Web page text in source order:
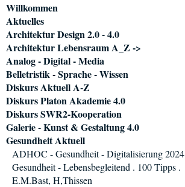
Navigation
überspringen
Willkommen
Aktuelles
Architektur Design 2.0 - 4.0
Architektur Lebensraum A_Z ->
Analog - Digital - Media
Belletristik - Sprache - Wissen
Diskurs Aktuell A-Z
Diskurs Platon Akademie 4.0
Diskurs SWR2-Kooperation
Galerie - Kunst & Gestaltung 4.0
Gesundheit Aktuell
ADHOC - Gesundheit - Digitalisierung 2024
Gesundheit - Lebensbegleitend . 100 Tipps .
E.M.Bast, H,Thissen